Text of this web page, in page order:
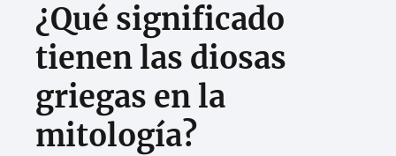
¿Qué significado
tienen las diosas
griegas en la
mitología?